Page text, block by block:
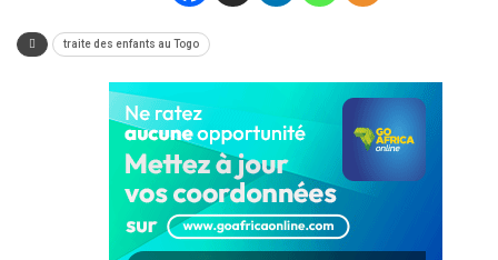
traite des enfants au Togo